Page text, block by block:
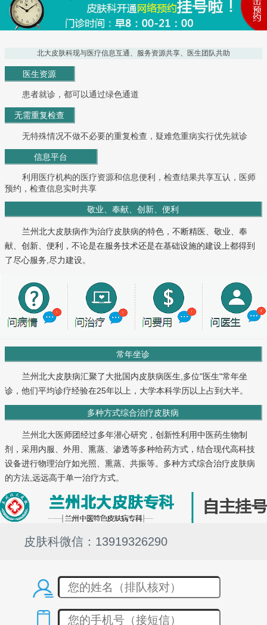
北大皮肤科现与医疗信息互通、服务资源共享、医生团队共助
医生资源
患者就诊，都可以通过绿色通道
无需重复检查
无特殊情况不做不必要的重复检查，疑难危重病实行优先就诊
信息平台
利用医疗机构的医疗资源和信息便利，检查结果共享互认，医师
预约，检查信息实时共享
敬业、奉献、创新、便利
兰州北大皮肤病作为治疗皮肤病的特色，不断精医、敬业、奉
献、创新、便利，不论是在服务技术还是在基础设施的建设上都得到
了尽心服务,尽力建设。
常年坐诊
兰州北大皮肤病汇聚了大批国内皮肤病医生,多位"医生"常年坐
诊，他们平均诊疗经验在25年以上，大学本科学历以上占到大半。
多种方式综合治疗皮肤病
兰州北大医师团经过多年潜心研究，创新性利用中医药生物制
剂，采用内服、外用、熏蒸、渗透等多种给药方式，结合现代高科技
设备进行物理治疗如光照、熏蒸、共振等。多种方式综合治疗皮肤病
的方法,远远高于单一治疗方式。
皮肤科微信：13919326290